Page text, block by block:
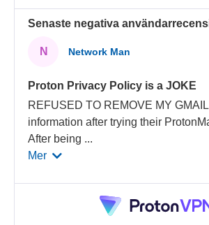
Senaste negativa
N Network Man
Proton Privacy Policy is a JOKE
REFUSED TO REMOVE MY
information after trying their
After being ...
Mer